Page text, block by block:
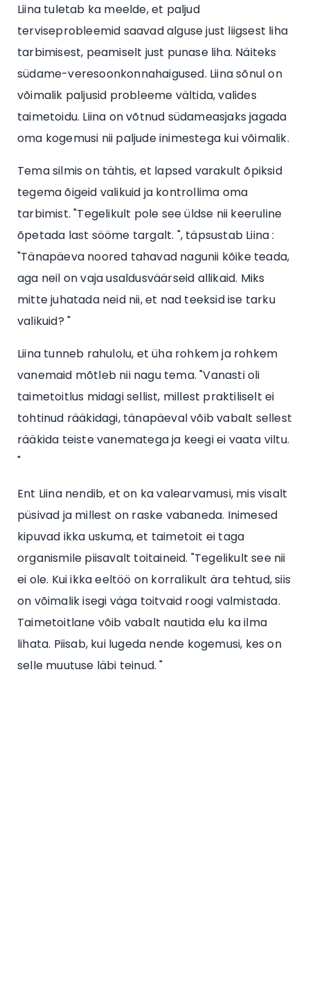
Liina tuletab ka meelde, et paljud
terviseprobleemid saavad alguse just liigsest liha
tarbimisest, peamiselt just punase liha. Näiteks
südame-veresoonkonnahaigused. Liina sõnul on
võimalik paljusid probleeme vältida, valides
taimetoidu. Liina on võtnud südameasjaks jagada
oma kogemusi nii paljude inimestega kui võimalik.
Tema silmis on tähtis, et lapsed varakult õpiksid
tegema õigeid valikuid ja kontrollima oma
tarbimist. "Tegelikult pole see üldse nii keeruline
õpetada last sööme targalt. ", täpsustab Liina :
"Tänapäeva noored tahavad nagunii kõike teada,
aga neil on vaja usaldusväärseid allikaid. Miks
mitte juhatada neid nii, et nad teeksid ise tarku
valikuid? "
Liina tunneb rahulolu, et üha rohkem ja rohkem
vanemaid mõtleb nii nagu tema. "Vanasti oli
taimetoitlus midagi sellist, millest praktiliselt ei
tohtinud rääkidagi, tänapäeval võib vabalt sellest
rääkida teiste vanematega ja keegi ei vaata viltu.
"
Ent Liina nendib, et on ka valearvamusi, mis visalt
püsivad ja millest on raske vabaneda. Inimesed
kipuvad ikka uskuma, et taimetoit ei taga
organismile piisavalt toitaineid. "Tegelikult see nii
ei ole. Kui ikka eeltöö on korralikult ära tehtud, siis
on võimalik isegi väga toitvaid roogi valmistada.
Taimetoitlane võib vabalt nautida elu ka ilma
lihata. Piisab, kui lugeda nende kogemusi, kes on
selle muutuse läbi teinud. "